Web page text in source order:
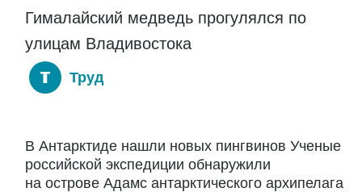
Гималайский медведь прогулялся по
улицам Владивостока
Труд
В Антарктиде нашли новых пингвинов Ученые
российской экспедиции обнаружили
на острове Адамс антарктического архипелага